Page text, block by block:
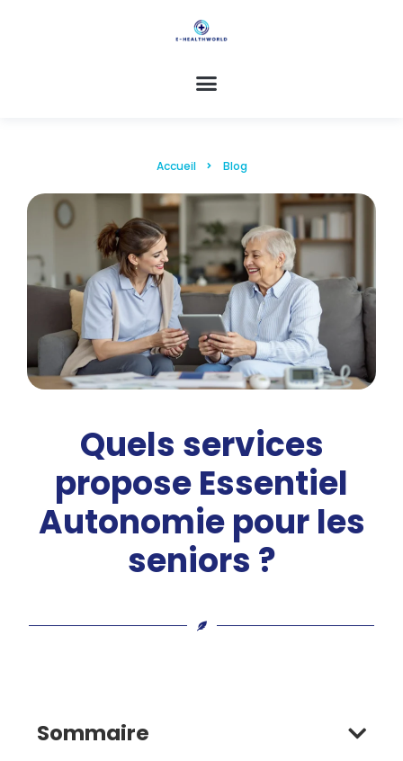
Accueil Blog
Quels services
propose Essentiel
Autonomie pour les
seniors ?
Sommaire